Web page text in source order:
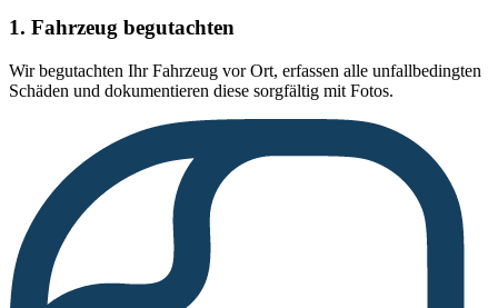
1. Fahrzeug begutachten
Wir begutachten Ihr Fahrzeug vor Ort, erfassen alle unfallbedingten
Schäden und dokumentieren diese sorgfältig mit Fotos.